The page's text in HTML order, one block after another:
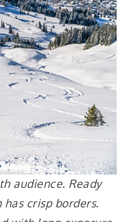
audience. Ready
crisp borders.